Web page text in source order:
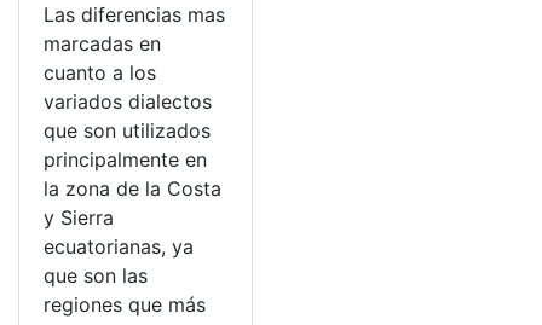
Las diferencias mas
marcadas en
cuanto a los
variados dialectos
que son utilizados
principalmente en
la zona de la Costa
y Sierra
ecuatorianas, ya
que son las
regiones que más